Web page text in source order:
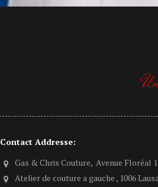
Contact Addresse:
Gas & Chris Couture, Avenue Floréal 1
Atelier de couture a gauche , 1006